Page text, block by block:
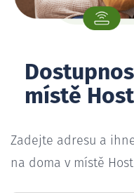
místě
Zadejte adresu a
na doma v místě